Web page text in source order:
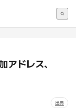
ドレス、
出典